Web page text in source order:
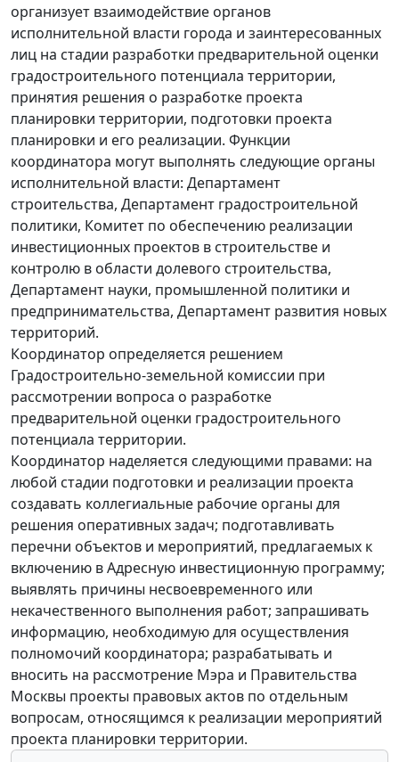
организует взаимодействие органов
исполнительной власти города и заинтересованных
лиц на стадии разработки предварительной оценки
градостроительного потенциала территории,
принятия решения о разработке проекта
планировки территории, подготовки проекта
планировки и его реализации. Функции
координатора могут выполнять следующие органы
исполнительной власти: Департамент
строительства, Департамент градостроительной
политики, Комитет по обеспечению реализации
инвестиционных проектов в строительстве и
контролю в области долевого строительства,
Департамент науки, промышленной политики и
предпринимательства, Департамент развития новых
территорий.
Координатор определяется решением
Градостроительно-земельной комиссии при
рассмотрении вопроса о разработке
предварительной оценки градостроительного
потенциала территории.
Координатор наделяется следующими правами: на
любой стадии подготовки и реализации проекта
создавать коллегиальные рабочие органы для
решения оперативных задач; подготавливать
перечни объектов и мероприятий, предлагаемых к
включению в Адресную инвестиционную программу;
выявлять причины несвоевременного или
некачественного выполнения работ; запрашивать
информацию, необходимую для осуществления
полномочий координатора; разрабатывать и
вносить на рассмотрение Мэра и Правительства
Москвы проекты правовых актов по отдельным
вопросам, относящимся к реализации мероприятий
проекта планировки территории.